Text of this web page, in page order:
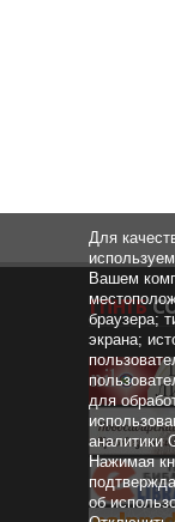
Для
Вашем
браузера;
экрана;
для
аналитики
Нажимая
об